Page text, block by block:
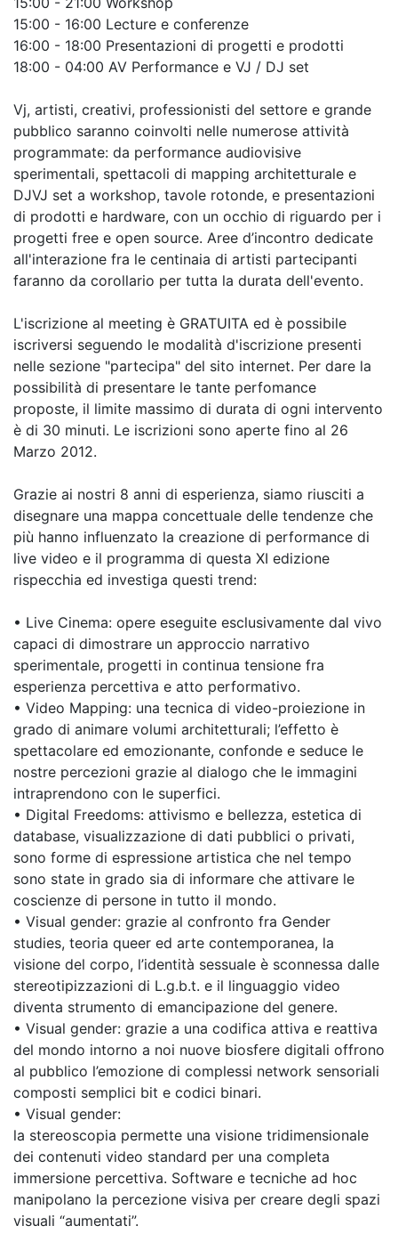
15:00 - 16:00 Lecture e conferenze
16:00 - 18:00 Presentazioni di progetti e prodotti
18:00 - 04:00 AV Performance e VJ / DJ set
Vj, artisti, creativi, professionisti del settore e grande
pubblico saranno coinvolti nelle numerose attività
programmate: da performance audiovisive
sperimentali, spettacoli di mapping architetturale e
DJVJ set a workshop, tavole rotonde, e presentazioni
di prodotti e hardware, con un occhio di riguardo per i
progetti free e open source. Aree d’incontro dedicate
all'interazione fra le centinaia di artisti partecipanti
faranno da corollario per tutta la durata dell'evento.
L'iscrizione al meeting è GRATUITA ed è possibile
iscriversi seguendo le modalità d'iscrizione presenti
nelle sezione "partecipa" del sito internet. Per dare la
possibilità di presentare le tante perfomance
proposte, il limite massimo di durata di ogni intervento
è di 30 minuti. Le iscrizioni sono aperte fino al 26
Marzo 2012.
Grazie ai nostri 8 anni di esperienza, siamo riusciti a
disegnare una mappa concettuale delle tendenze che
più hanno influenzato la creazione di performance di
live video e il programma di questa XI edizione
rispecchia ed investiga questi trend:
• Live Cinema: opere eseguite esclusivamente dal vivo
capaci di dimostrare un approccio narrativo
sperimentale, progetti in continua tensione fra
esperienza percettiva e atto performativo.
• Video Mapping: una tecnica di video-proiezione in
grado di animare volumi architetturali; l’effetto è
spettacolare ed emozionante, confond­e e seduce le
nostre percezioni grazie al dialogo che le immagini
intraprendono con le superfici.
• Digital Freedoms: attivismo e bellezza, estetica di
database, visualizzazione di dati pubblici o privati,
sono forme di espressione artistica che nel tempo
sono state in grado sia di informare che attivare le
coscienze di persone in tutto il mondo.
• Visual gender: grazie al confronto fra Gender
studies, teoria queer ed arte contemporanea, la
visione del corpo, l’identità sessuale è sconnessa dalle
stereotipizzazioni di L.g.b.t. e il linguaggio video
diventa strumento di emancipazione del genere.
• Visual gender: grazie a una codifica attiva e reattiva
del mondo intorno a noi nuove biosfere digitali offrono
al pubblico l’emozione di complessi network sensoriali
composti semplici bit e codici binari.
• Visual gender:
la stereoscopia permette una visione tridimensionale
dei contenuti video standard per una completa
immersione percettiva. Software e tecniche ad hoc
manipolano la percezione visiva per creare degli spazi
visuali “aumentati”.